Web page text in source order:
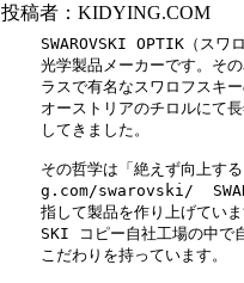
投稿者：KIDYING.COM
SWAROVSKI OPTIK（スワ
光学製品メーカーです。そ
ラスで有名なスワロフスキ
オーストリアのチロルにて
してきました。
その哲学は「絶えず向上す
g.com/swarovski/
指して製品を作り上げて
SKI コピー自社工場の中で
こだわりを持っています。